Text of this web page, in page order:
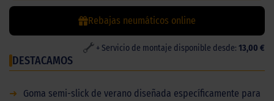
Rebajas neumáticos online
+ Servicio de montaje disponible desde: 13,00 €
DESTACAMOS
➜
Goma semi-slick de verano diseñada específicamente para